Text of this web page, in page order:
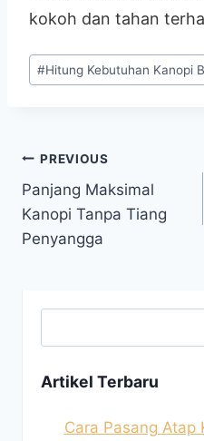
kokoh dan tahan
#Hitung Kebutuhan Kanopi
PREVIOUS
Panjang Maksimal
Kanopi Tanpa Tiang
Penyangga
Artikel Terbaru
Cara Pasang Atap